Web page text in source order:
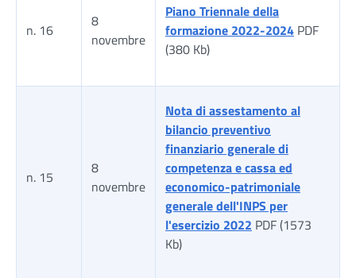
n. 16
8
novembre
Piano Triennale della
formazione 2022-2024 PDF
(380 Kb)
n. 15
8
novembre
Nota di assestamento al
bilancio preventivo
finanziario generale di
competenza e cassa ed
economico-patrimoniale
generale dell'INPS per
l'esercizio 2022 PDF (1573
Kb)